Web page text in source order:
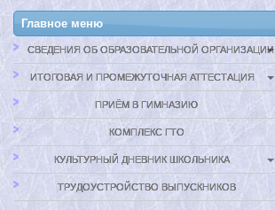
Главное меню
СВЕДЕНИЯ ОБ ОБРАЗОВАТЕЛЬНОЙ ОРГАНИЗАЦИИ
ИТОГОВАЯ И ПРОМЕЖУТОЧНАЯ АТТЕСТАЦИЯ
ПРИЁМ В ГИМНАЗИЮ
КОМПЛЕКС ГТО
КУЛЬТУРНЫЙ ДНЕВНИК ШКОЛЬНИКА
ТРУДОУСТРОЙСТВО ВЫПУСКНИКОВ